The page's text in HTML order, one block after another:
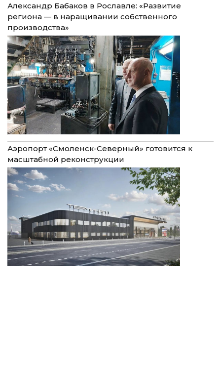
Александр Бабаков в Рославле: «Развитие
региона — в наращивании собственного
производства»
Аэропорт «Смоленск-Северный» готовится к
масштабной реконструкции